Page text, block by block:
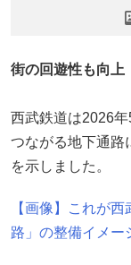
街の回遊性も向上
西武鉄道は2026
つながる地下通路
を示しました。
【画像】これが
路」の整備イメー